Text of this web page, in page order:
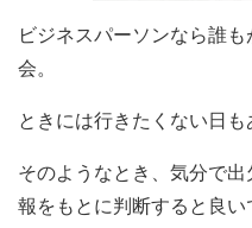
ビジネスパーソンなら誰
会。
ときには行きたくない日も
そのようなとき、気分で
報をもとに判断すると良い